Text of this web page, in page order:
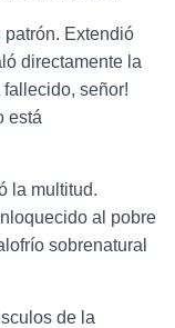
patrón. Extendió
directamente la
señor!
está
la multitud.
al pobre
sobrenatural
de la